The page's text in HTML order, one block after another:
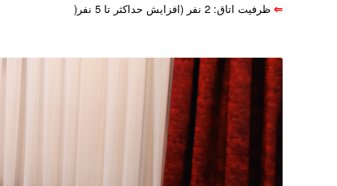
⇐ ظرفیت اتاق: 2 نفر (افزایش حداکثر تا 5 نفر(